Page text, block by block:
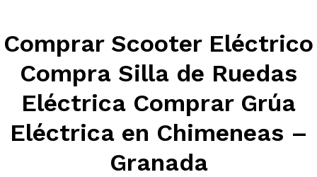
Comprar Scooter Eléctrico
Compra Silla de Ruedas
Eléctrica Comprar Grúa
Eléctrica en Chimeneas –
Granada